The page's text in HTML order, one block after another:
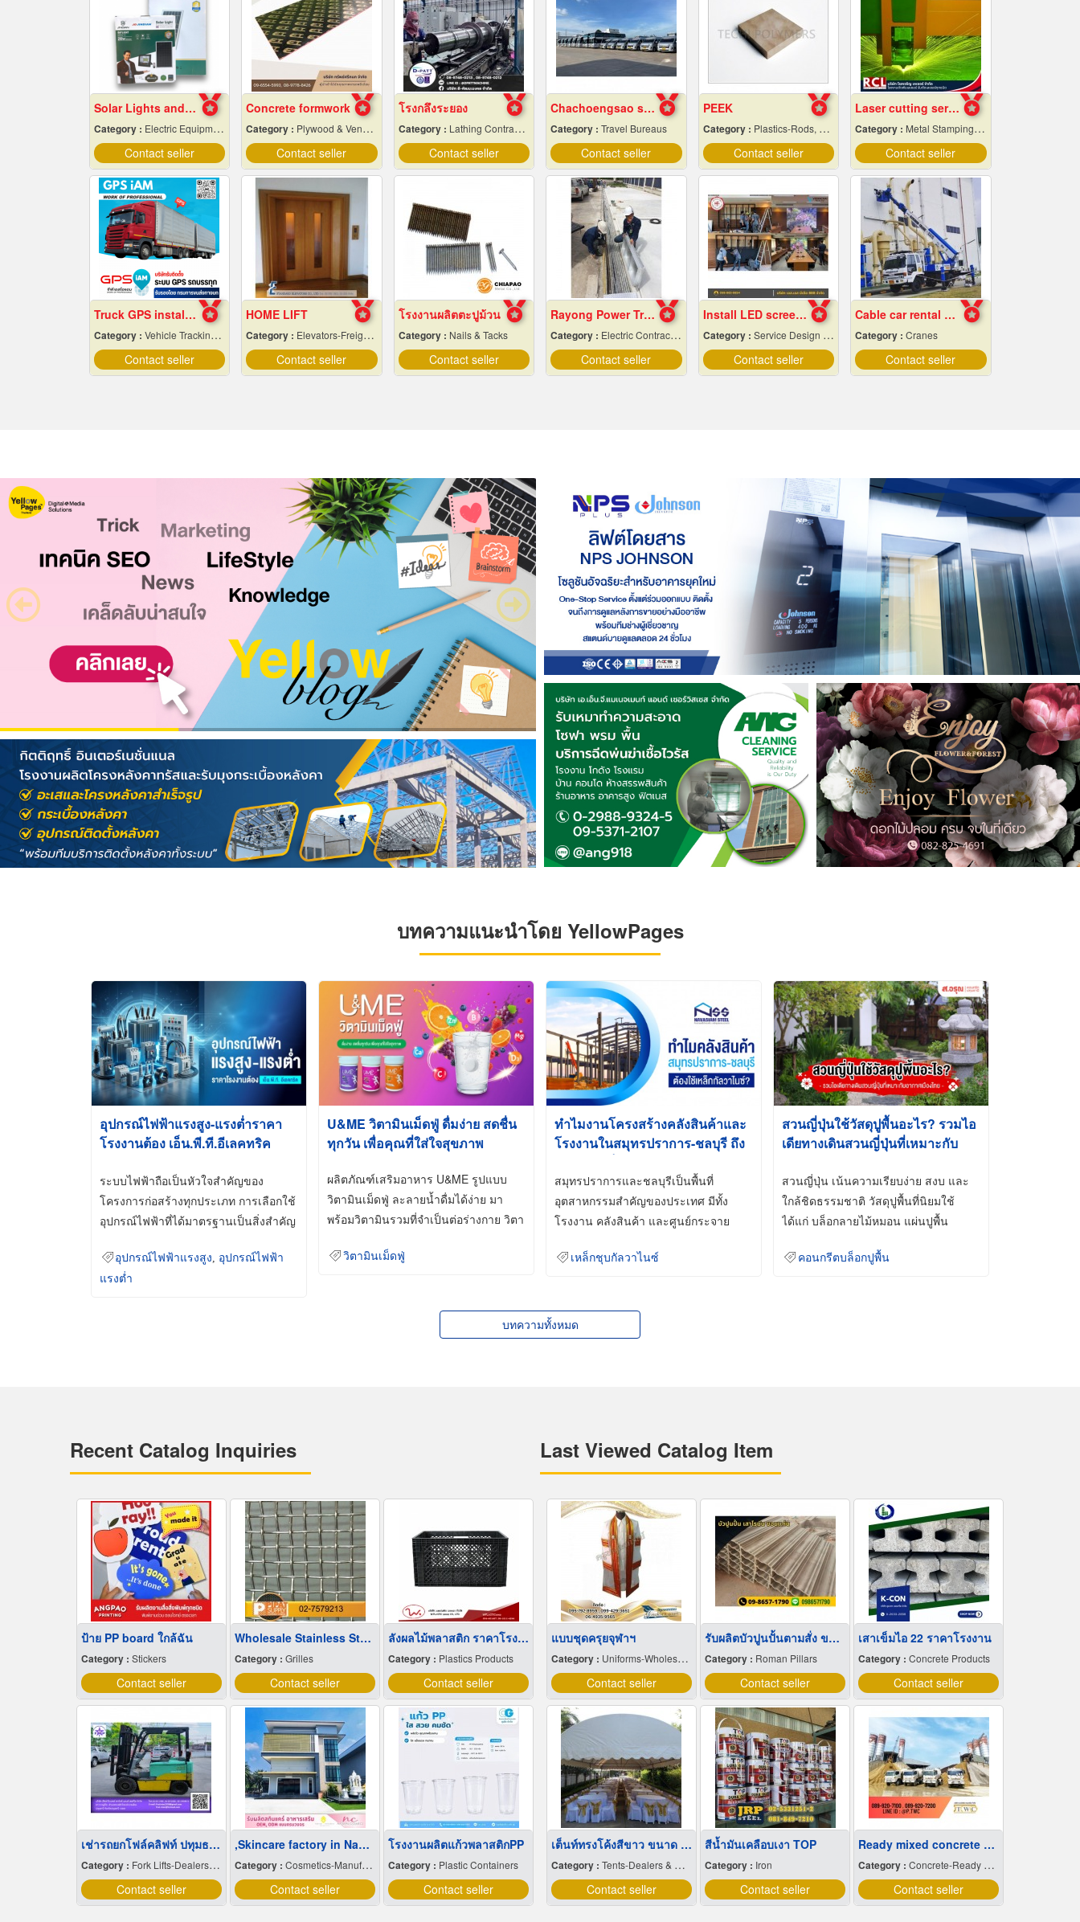
Solar Lights and Solar Energy Equipment in Pattaya, Chonburi
Category : Electric Equipment & Supplies-Wholesale & Manufacturers
Contact seller
Concrete formwork
Category : Plywood & Veneer-Dealers
Contact seller
โรงกลึงระยอง
Category : Lathing Contractors
Contact seller
Chachoengsao staff shuttle service
Category : Travel Bureaus
Contact seller
PEEK
Category : Plastics-Rods, Tubes, Sheets, Etc, Supply Centers
Contact seller
Laser cutting service according to the design
Category : Metal Stamping & Cutting
Contact seller
Truck GPS installation.
Category : Vehicle Tracking System
Contact seller
HOME LIFT
Category : Elevators-Freight & Passenger
Contact seller
โรงงานผลิตตะปูม้วน
Category : Nails & Tacks
Contact seller
Rayong Power Transmission
Category : Electric Contractors-Industrial & Residential
Contact seller
Install LED screens inside the auditorium
Category : Service Design And Advertising 24 Hours.
Contact seller
Cable car rental Bangkok
Category : Cranes
Contact seller
บทความแนะนำโดย YellowPages
อุปกรณ์ไฟฟ้าแรงสูง-แรงต่ำราคา
โรงงานต้อง เอ็น.พี.ที.อีเลคทริค
ระบบไฟฟ้าถือเป็นหัวใจสำคัญของ
โครงการก่อสร้างทุกประเภท การเลือกใช้
อุปกรณ์ไฟฟ้าที่ได้มาตรฐานเป็นสิ่งสำคัญ
อุปกรณ์ไฟฟ้าแรงสูง
อุปกรณ์ไฟฟ้า
แรงต่ำ
U&ME วิตามินเม็ดฟู่ ดื่มง่าย สดชื่น
ทุกวัน เพื่อคุณที่ใส่ใจสุขภาพ
ผลิตภัณฑ์เสริมอาหาร U&ME รูปแบบ
วิตามินเม็ดฟู่ ละลายน้ำดื่มได้ง่าย มา
พร้อมวิตามินรวมที่จำเป็นต่อร่างกาย วิตา
วิตามินเม็ดฟู่
ทำไมงานโครงสร้างคลังสินค้าและ
โรงงานในสมุทรปราการ-ชลบุรี ถึง
Galvanized)
สมุทรปราการและชลบุรีเป็นพื้นที่
อุตสาหกรรมสำคัญของประเทศ มีทั้ง
โรงงาน คลังสินค้า และศูนย์กระจาย
เหล็กชุบกัลวาไนซ์
สวนญี่ปุ่นใช้วัสดุปูพื้นอะไร? รวมไอ
เดียทางเดินสวนญี่ปุ่นที่เหมาะกับ
สวนญี่ปุ่น เน้นความเรียบง่าย สงบ และ
ใกล้ชิดธรรมชาติ วัสดุปูพื้นที่นิยมใช้
ได้แก่ บล็อกลายไม้หมอน แผ่นปูพื้น
คอนกรีตบล็อกปูพื้น
บทความทั้งหมด
Recent Catalog Inquiries
ป้าย PP board ใกล้ฉัน
Category : Stickers
Contact seller
Wholesale Stainless Steel Wire Netting
Category : Grilles
Contact seller
ลังผลไม้พลาสติก ราคาโรงงาน
Category : Plastics Products
Contact seller
เช่ารถยกโฟล์คลิฟท์ ปทุมธานี
Category : Fork Lifts-Dealers & Service
Contact seller
,Skincare factory in Nakhon Pathom
Category : Cosmetics-Manufacturers Service
Contact seller
โรงงานผลิตแก้วพลาสติกPP
Category : Plastic Containers
Contact seller
Last Viewed Catalog Item
แบบชุดครุยจุฬาฯ
Category : Uniforms-Wholesale & Manufacturers
Contact seller
รับผลิตบัวปูนปั้นตามสั่ง ขอนแก่น
Category : Roman Pillars
Contact seller
เสาเข็มไอ 22 ราคาโรงงาน
Category :Concrete Products
Contact seller
เต็นท์ทรงโค้งสีขาว ขนาด 5 X 12 เมตร
Category : Tents-Dealers & Renting
Contact seller
สีน้ำมันเคลือบเงา TOP
Category : Iron
Contact seller
Ready mixed concrete Samut Sakhon
Category :Concrete-Ready Mixed
Contact seller